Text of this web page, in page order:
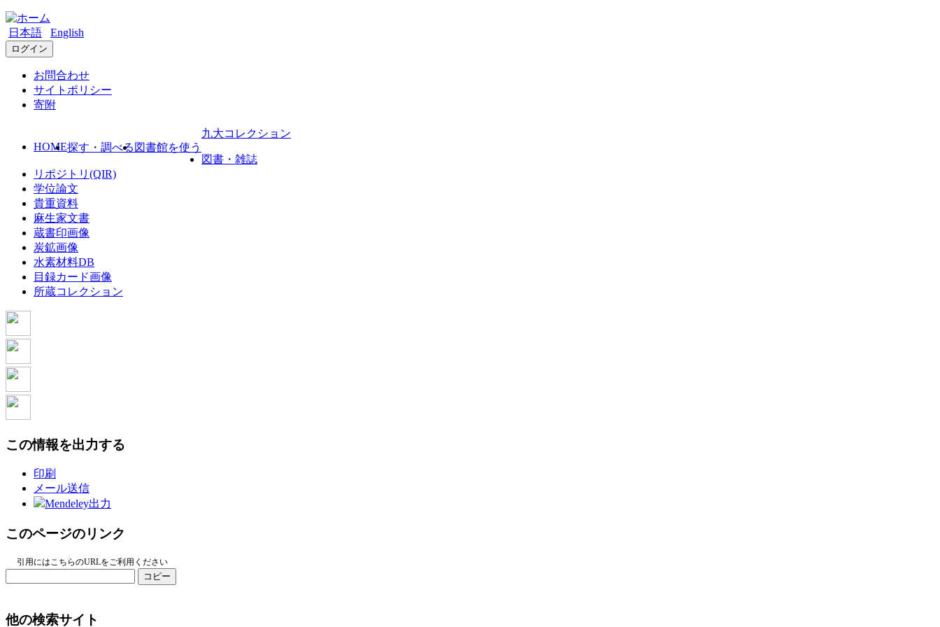
日本語 English
ログイン
お問合わせ
サイトポリシー
寄附
HOME探す・調べる 図書館を使う
九大コレクション
図書・雑誌
リポジトリ(QIR)
学位論文
貴重資料
麻生家文書
蔵書印画像
炭鉱画像
水素材料DB
目録カード画像
所蔵コレクション
この情報を出力する
印刷
メール送信
Mendeley出力
このページのリンク
引用にはこちらのURLをご利用ください
コピー
他の検索サイト